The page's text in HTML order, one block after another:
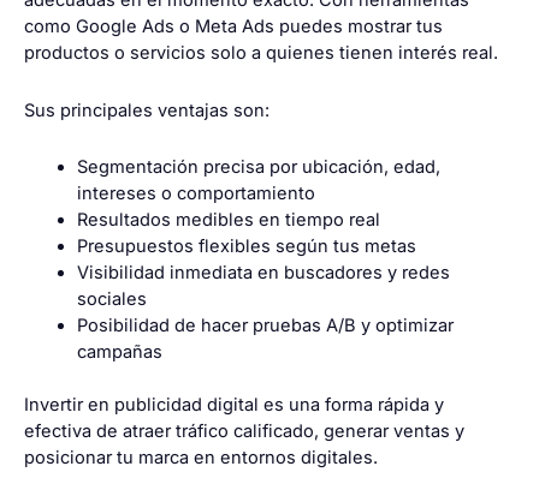
como Google Ads o Meta Ads puedes mostrar tus
productos o servicios solo a quienes tienen interés real.
Sus principales ventajas son:
Segmentación precisa por ubicación, edad,
intereses o comportamiento
Resultados medibles en tiempo real
Presupuestos flexibles según tus metas
Visibilidad inmediata en buscadores y redes
sociales
Posibilidad de hacer pruebas A/B y optimizar
campañas
Invertir en publicidad digital es una forma rápida y
efectiva de atraer tráfico calificado, generar ventas y
posicionar tu marca en entornos digitales.